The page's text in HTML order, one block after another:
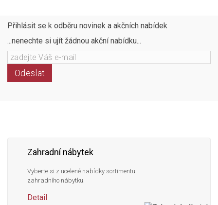
Přihlásit se k odběru novinek a akčních nabídek
...nenechte si ujít žádnou akční nabídku...
Odeslat
Zahradní nábytek
Vyberte si z ucelené nabídky sortimentu
zahradního nábytku.
Detail